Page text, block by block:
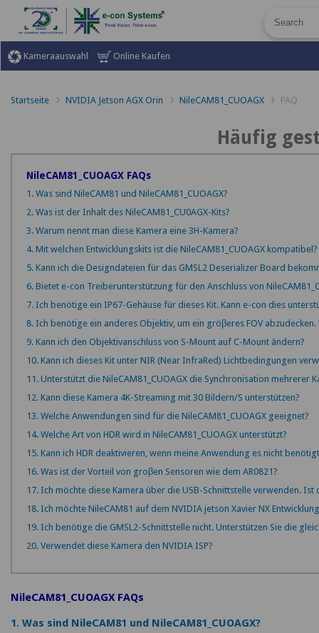
Kameraauswahl Online Kaufen
Startseite NVIDIA Jetson AGX Orin NileCAM81_CUOAGX FAQ
Häufig
NileCAM81_CUOAGX FAQs
1. Was sind NileCAM81 und NileCAM81_CUOAGX?
2. Was ist der Inhalt des NileCAM81_CU0AGX-Kits?
3. Warum nennt man diese Kamera eine 3H-Kamera?
4. Mit welchen Entwicklungskits ist die NileCAM81_CUOAGX kompatibel?
5. Kann ich die Designdateien für das GMSL2 Deserializer Board
6. Bietet e-con Treiberunterstützung für den Anschluss von
7. Ich benötige ein IP67-Gehäuse für dieses Kit. Kann e-con dies
8. Ich benötige ein anderes Objektiv, um ein gröβeres FOV abzudecken.
9. Kann ich den Objektivanschluss von S-Mount auf C-Mount ändern?
10. Kann ich dieses Kit unter NIR (Near InfraRed) Lichtbedingungen
11. Unterstützt die NileCAM81_CUOAGX die Synchronisation mehrerer
12. Kann diese Kamera 4K-Streaming mit 30 Bildern/S unterstützen?
13. Welche Anwendungen sind für die NileCAM81_CUOAGX geeignet?
14. Welche Art von HDR wird in NileCAM81_CUOAGX unterstützt?
15. Kann ich HDR deaktivieren, wenn meine Anwendung es nicht
16. Was ist der Vorteil von groβen Sensoren wie dem AR0821?
17. Ich möchte diese Kamera über die USB-Schnittstelle verwenden. Ist
18. Ich möchte NileCAM81 auf dem NVIDIA jetson Xavier NX
19. Ich benötige die GMSL2-Schnittstelle nicht. Unterstützen Sie die
20. Verwendet diese Kamera den NVIDIA ISP?
NileCAM81_CUOAGX FAQs
1. Was sind NileCAM81 und NileCAM81_CUOAGX?